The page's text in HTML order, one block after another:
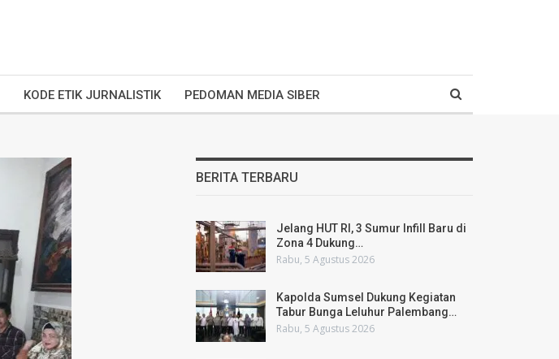
KODE ETIK JURNALISTIK PEDOMAN MEDIA SIBER
BERITA TERBARU
Jelang HUT RI, 3 Sumur Infill Baru di
Zona 4 Dukung…
Rabu, 5 Agustus 2026
Kapolda Sumsel Dukung Kegiatan
Tabur Bunga Leluhur Palembang…
Rabu, 5 Agustus 2026